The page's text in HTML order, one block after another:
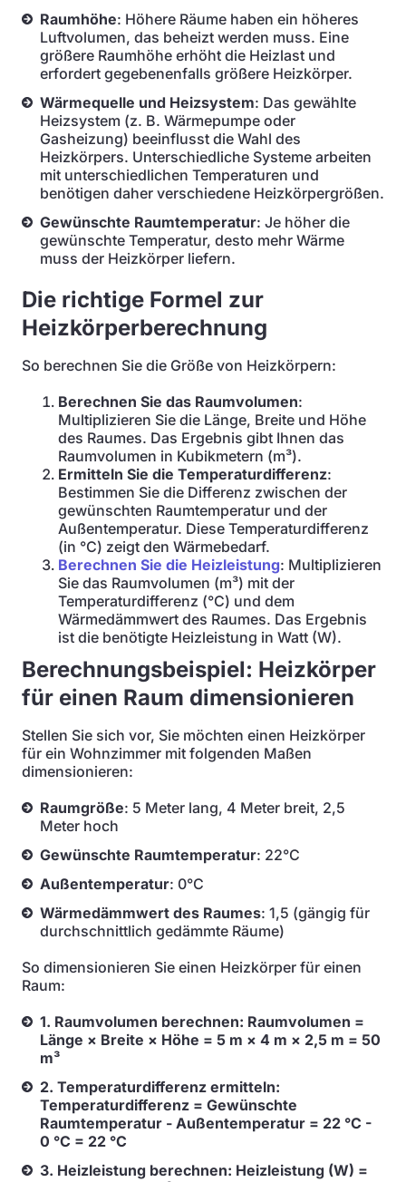
Raumhöhe: Höhere Räume haben ein höheres
Luftvolumen, das beheizt werden muss. Eine
größere Raumhöhe erhöht die Heizlast und
erfordert gegebenenfalls größere Heizkörper.
Wärmequelle und Heizsystem: Das gewählte
Heizsystem (z. B. Wärmepumpe oder
Gasheizung) beeinflusst die Wahl des
Heizkörpers. Unterschiedliche Systeme arbeiten
mit unterschiedlichen Temperaturen und
benötigen daher verschiedene Heizkörpergrößen.
Gewünschte Raumtemperatur: Je höher die
gewünschte Temperatur, desto mehr Wärme
muss der Heizkörper liefern.
Die richtige Formel zur
Heizkörperberechnung
So berechnen Sie die Größe von Heizkörpern:
Berechnen Sie das Raumvolumen:
Multiplizieren Sie die Länge, Breite und Höhe
des Raumes. Das Ergebnis gibt Ihnen das
Raumvolumen in Kubikmetern (m³).
Ermitteln Sie die Temperaturdifferenz:
Bestimmen Sie die Differenz zwischen der
gewünschten Raumtemperatur und der
Außentemperatur. Diese Temperaturdifferenz
(in °C) zeigt den Wärmebedarf.
Berechnen Sie die Heizleistung: Multiplizieren
Sie das Raumvolumen (m³) mit der
Temperaturdifferenz (°C) und dem
Wärmedämmwert des Raumes. Das Ergebnis
ist die benötigte Heizleistung in Watt (W).
Berechnungsbeispiel: Heizkörper
für einen Raum dimensionieren
Stellen Sie sich vor, Sie möchten einen Heizkörper
für ein Wohnzimmer mit folgenden Maßen
dimensionieren:
Raumgröße: 5 Meter lang, 4 Meter breit, 2,5
Meter hoch
Gewünschte Raumtemperatur: 22°C
Außentemperatur: 0°C
Wärmedämmwert des Raumes: 1,5 (gängig für
durchschnittlich gedämmte Räume)
So dimensionieren Sie einen Heizkörper für einen
Raum:
1. Raumvolumen berechnen: Raumvolumen =
Länge × Breite × Höhe = 5 m × 4 m × 2,5 m = 50
m³
2. Temperaturdifferenz ermitteln:
Temperaturdifferenz = Gewünschte
Raumtemperatur - Außentemperatur = 22 °C -
0 °C = 22 °C
3. Heizleistung berechnen: Heizleistung (W) =